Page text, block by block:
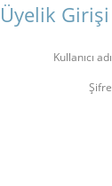
Üyelik Girişi
Kullanıcı adı
Şifre